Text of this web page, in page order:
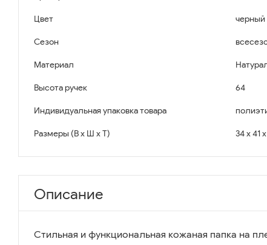
Цвет черный
Сезон
Материал
Высота ручек 64
Индивидуальная упаковка товара
Размеры (В x Ш x Т) 34 x 41
Описание
Стильная и функциональная кожаная папка на